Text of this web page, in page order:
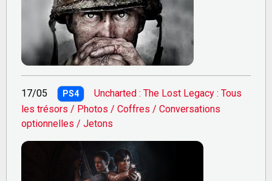
17/05 PS4
Uncharted : The Lost Legacy : Tous
les trésors / Photos / Coffres / Conversations
optionnelles / Jetons